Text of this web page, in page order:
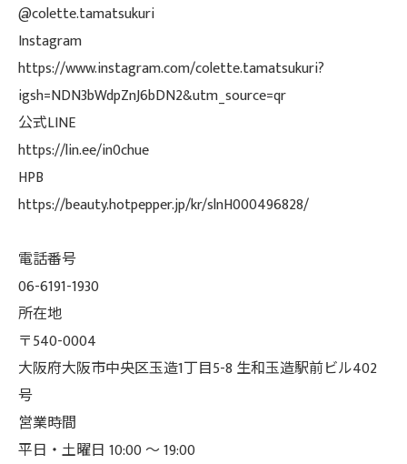
@colette.tamatsukuri
Instagram
https://www.instagram.com/colette.tamatsukuri?
igsh=NDN3bWdpZnJ6bDN2&utm_source=qr
公式LINE
https://lin.ee/in0chue
HPB
https://beauty.hotpepper.jp/kr/slnH000496828/
電話番号
06-6191-1930
所在地
〒540-0004
大阪府大阪市中央区玉造1丁目5-8 生和玉造駅前ビル402
号
営業時間
平日・土曜日 10:00 ～ 19:00